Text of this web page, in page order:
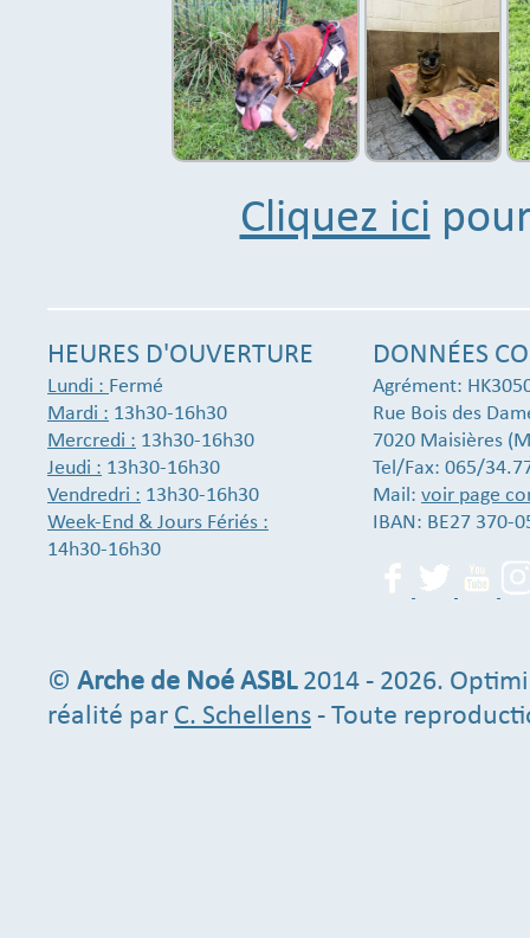
Cliquez ici
HEURES D'OUVERTURE
Lundi : Fermé
Mardi : 13h30-16h30
Mercredi : 13h30-16h30
Jeudi : 13h30-16h30
Vendredri : 13h30-16h30
Week-End & Jours Fériés :
14h30-16h30
DONNÉES
Agrément:
Rue Bois des
7020 Maisières
Tel/Fax: 065/
Mail: voir page
IBAN: BE27 370-
© Arche de Noé ASBL2014 - 2026.
réalité par C. Schellens - Toute